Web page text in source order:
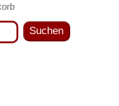
Suchen